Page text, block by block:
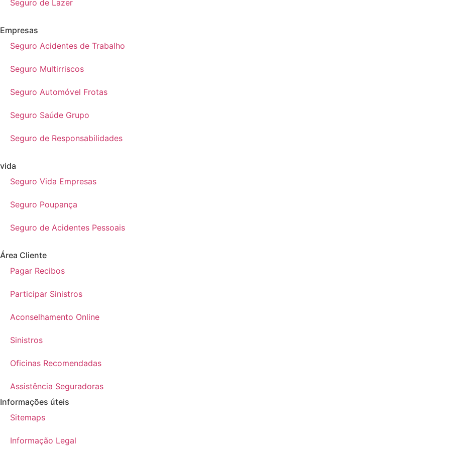
Seguro de Lazer
Empresas
Seguro Acidentes de Trabalho
Seguro Multirriscos
Seguro Automóvel Frotas
Seguro Saúde Grupo
Seguro de Responsabilidades
vida
Seguro Vida Empresas
Seguro Poupança
Seguro de Acidentes Pessoais
Área Cliente
Pagar Recibos
Participar Sinistros
Aconselhamento Online
Sinistros
Oficinas Recomendadas
Assistência Seguradoras
Informações úteis
Sitemaps
Informação Legal